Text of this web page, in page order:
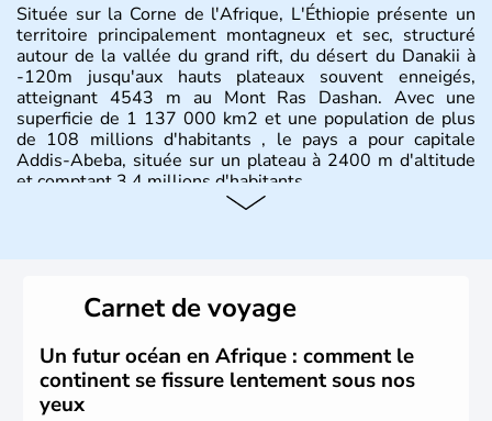
Située sur la Corne de l'Afrique, L'Éthiopie présente un
territoire principalement montagneux et sec, structuré
autour de la vallée du grand rift, du désert du Danakii à
-120m jusqu'aux hauts plateaux souvent enneigés,
atteignant 4543 m au Mont Ras Dashan. Avec une
superficie de 1 137 000 km2 et une population de plus
de 108 millions d'habitants , le pays a pour capitale
Addis-Abeba, située sur un plateau à 2400 m d'altitude
et comptant 3,4 millions d'habitants.
Carnet de voyage
Un futur océan en Afrique : comment le
continent se fissure lentement sous nos
yeux